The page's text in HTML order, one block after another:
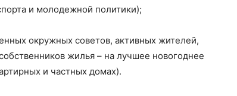
и молодежной политики);
окружных советов, активных жителей,
жилья – на лучшее новогоднее
и частных домах).